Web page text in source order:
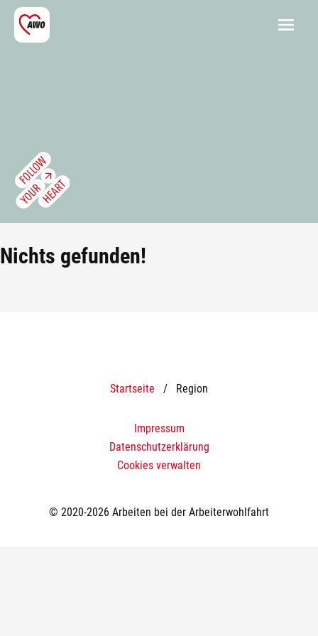
Nichts gefunden!
Startseite / Region
Impressum
Datenschutzerklärung
Cookies verwalten
© 2020-2026 Arbeiten bei der Arbeiterwohlfahrt